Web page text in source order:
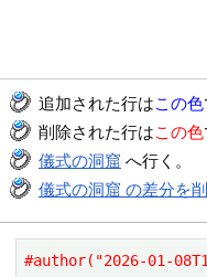
追加された行はこの色
削除された行はこの色
儀式の洞窟 へ行く。
儀式の洞窟 の差分を
#author("2026-01-